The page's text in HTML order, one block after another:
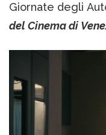
Giornate degli
del Cinema di